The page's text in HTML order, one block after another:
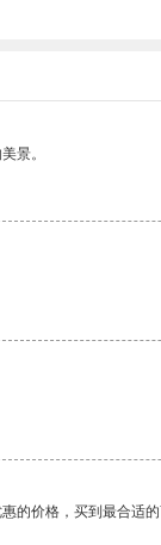
景。
的价格，买到最合适